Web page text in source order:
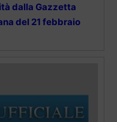
dalla Gazzetta
del 21 febbraio